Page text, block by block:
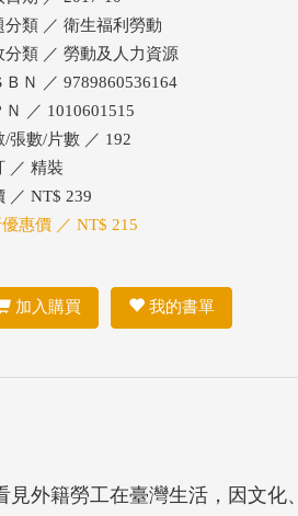
分類 ／ 衛生福利勞動
分類 ／ 勞動及人力資源
ＢＮ ／ 9789860536164
Ｎ ／ 1010601515
/張數/片數 ／ 192
／ 精裝
／ NT$ 239
惠價 ／ NT$ 215
加入購買 我的書單
外籍勞工在臺灣生活，因文化